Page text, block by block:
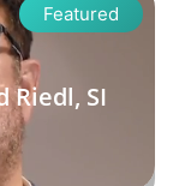
Featured
Riedl, SI